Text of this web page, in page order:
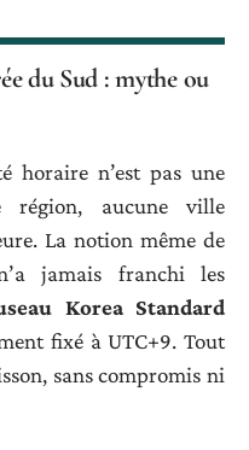
du Sud : mythe ou
horaire n’est pas une
région, aucune ville
La notion même de
jamais franchi les
Korea Standard
fixé à UTC+9. Tout
sans compromis ni